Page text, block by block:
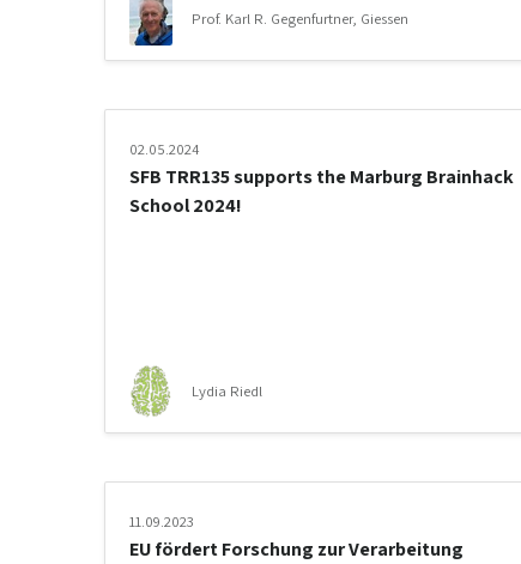
Prof. Karl R. Gegenfurtner, Giessen
02.05.2024
SFB TRR135 supports the Marburg Brainhack
School 2024!
Lydia Riedl
11.09.2023
EU fördert Forschung zur Verarbeitung